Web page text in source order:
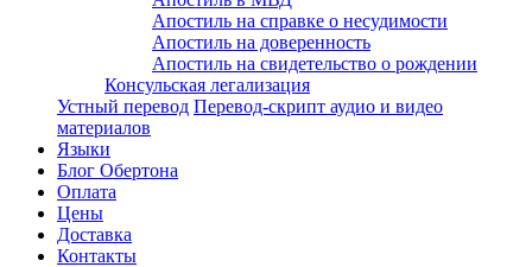
Апостиль на справке о несудимости
Апостиль на доверенность
Апостиль на свидетельство о рождении
Консульская легализация
Устный перевод Перевод-скрипт аудио и видео
материалов
Языки
Блог Обертона
Оплата
Цены
Доставка
Контакты